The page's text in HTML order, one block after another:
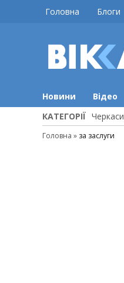
Головна Блоги
Новини Відео
КАТЕГОРІЇ Черкаси
Головна » за заслуги